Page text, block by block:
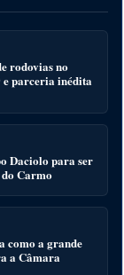
rodovias no
e parceria inédita
Daciolo para ser
Carmo
como a grande
a Câmara